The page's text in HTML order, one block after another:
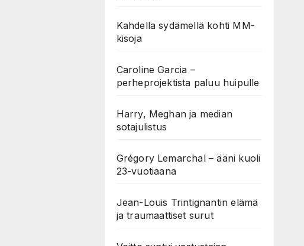
Kahdella sydämellä kohti MM-
kisoja
Caroline Garcia –
perheprojektista paluu huipulle
Harry, Meghan ja median
sotajulistus
Grégory Lemarchal – ääni kuoli
23-vuotiaana
Jean-Louis Trintignantin elämä
ja traumaattiset surut